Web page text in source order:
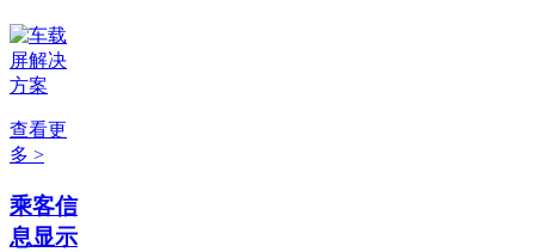
查看更
多 >
乘客信
息显示